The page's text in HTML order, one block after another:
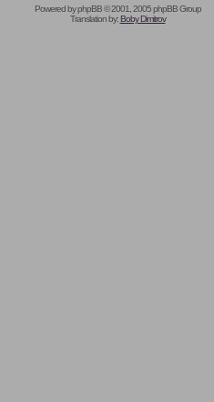
Powered byphpBB© 2001, 2005 phpBB Group
Translation by:Boby Dimitrov